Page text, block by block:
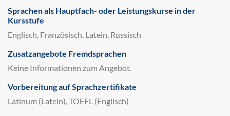
Sprachen als Hauptfach- oder Leistungskurse in der
Kursstufe
Englisch, Französisch, Latein, Russisch
Zusatzangebote Fremdsprachen
Keine Informationen zum Angebot.
Vorbereitung auf Sprachzertifikate
Latinum (Latein), TOEFL (Englisch)